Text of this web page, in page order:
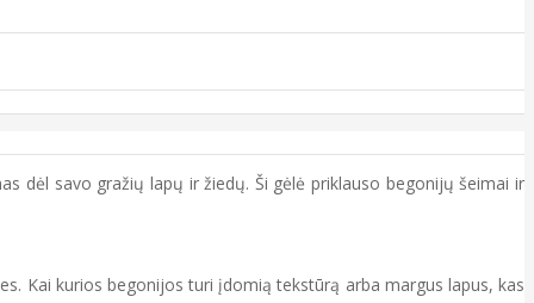
dėl savo gražių lapų ir žiedų. Ši gėlė priklauso begonijų šeimai ir
Kai kurios begonijos turi įdomią tekstūrą arba margus lapus, kas